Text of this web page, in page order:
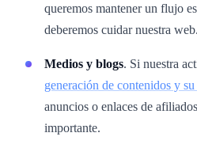
queremos mantener un flujo
deberemos cuidar nuestra web.
Medios y blogs. Si nuestra
generación de contenidos y
anuncios o enlaces de
importante.